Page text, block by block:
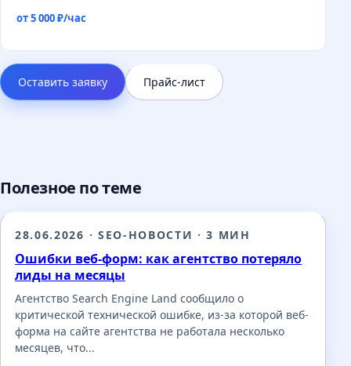
от 5 000 ₽/час
Оставить заявку Прайс-лист
Полезное по теме
28.06.2026 · SEO-НОВОСТИ · 3 МИН
Ошибки веб-форм: как агентство потеряло
лиды на месяцы
Агентство Search Engine Land сообщило о
критической технической ошибке, из-за которой веб-
форма на сайте агентства не работала несколько
месяцев, что...